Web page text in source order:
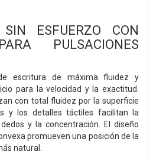
SIN ESFUERZO CON
PULSACIONES
escritura de máxima fluidez y
para la velocidad y la exactitud.
con total fluidez por la superficie
y los detalles táctiles facilitan la
y la concentración. El diseño
promueven una posición de la
natural.